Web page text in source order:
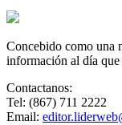
Concebido como una
información al día
Contactanos:
Tel: (867) 711 2222
Email: